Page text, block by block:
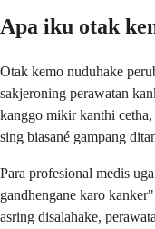
Apa iku otak
Otak kemo nuduhake
sakjeroning perawatan
kanggo mikir kanthi
sing biasané gampang
Para profesional medis
gandhengane karo
asring disalahake,